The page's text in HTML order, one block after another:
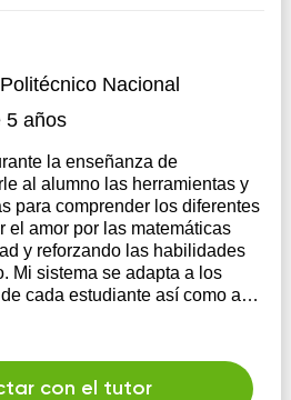
Nacional
5 años
la enseñanza de
al alumno las herramientas y
para comprender los diferentes
el amor por las matemáticas
y reforzando las habilidades
Mi sistema se adapta a los
cada estudiante así como a
pueden ser impartidas en
con el tutor